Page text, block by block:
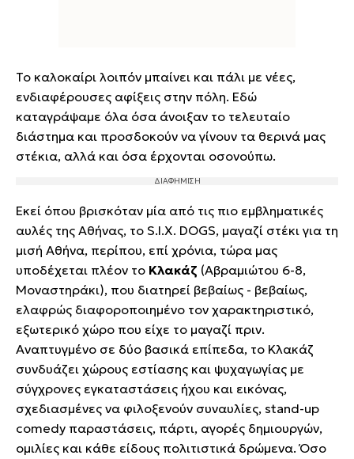
Το καλοκαίρι λοιπόν μπαίνει και πάλι με νέες,
ενδιαφέρουσες αφίξεις στην πόλη. Εδώ
καταγράψαμε όλα όσα άνοιξαν το τελευταίο
διάστημα και προσδοκούν να γίνουν τα θερινά μας
στέκια, αλλά και όσα έρχονται οσονούπω.
Εκεί όπου βρισκόταν μία από τις πιο εμβληματικές
αυλές της Αθήνας, το S.Ι.Χ. DOGS, μαγαζί στέκι για τη
μισή Αθήνα, περίπου, επί χρόνια, τώρα μας
υποδέχεται πλέον το Κλακάζ (Αβραμιώτου 6-8,
Μοναστηράκι), που διατηρεί βεβαίως - βεβαίως,
ελαφρώς διαφοροποιημένο τον χαρακτηριστικό,
εξωτερικό χώρο που είχε το μαγαζί πριν.
Αναπτυγμένο σε δύο βασικά επίπεδα, το Κλακάζ
συνδυάζει χώρους εστίασης και ψυχαγωγίας με
σύγχρονες εγκαταστάσεις ήχου και εικόνας,
σχεδιασμένες να φιλοξενούν συναυλίες, stand-up
comedy παραστάσεις, πάρτι, αγορές δημιουργών,
ομιλίες και κάθε είδους πολιτιστικά δρώμενα. Όσο